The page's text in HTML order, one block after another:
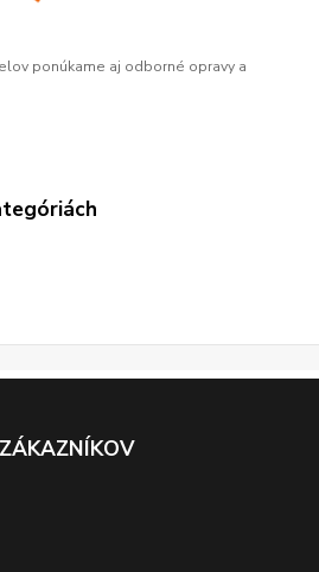
ponúkame aj odborné opravy a